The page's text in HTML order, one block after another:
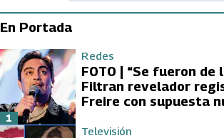
En Portada
Redes
FOTO | “Se fueron de
Filtran revelador
Freire con supuesta
1
Televisión